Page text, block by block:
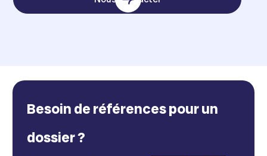
Besoin de références pour un
dossier ?